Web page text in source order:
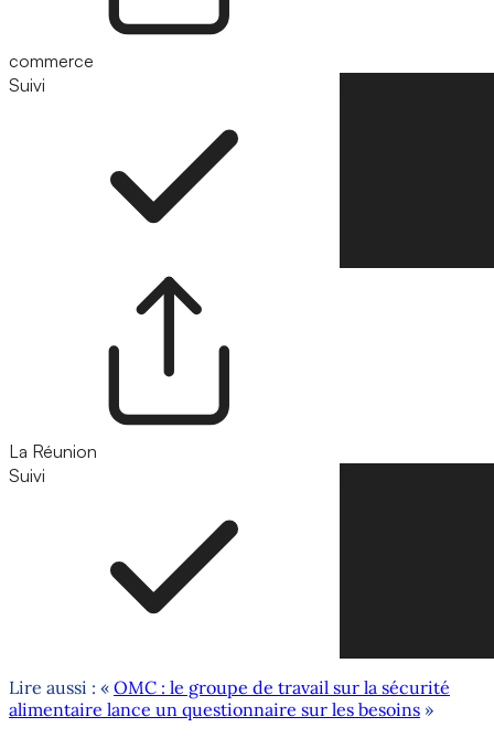
commerce
Suivi
La Réunion
Suivi
Lire aussi : « OMC : le groupe de travail sur la sécurité
alimentaire lance un questionnaire sur les besoins »